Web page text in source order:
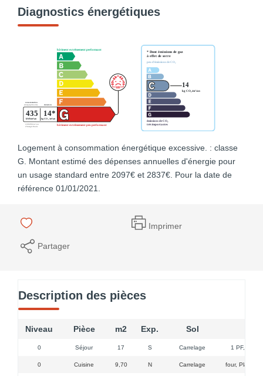
Diagnostics énergétiques
Logement à consommation énergétique excessive. : classe
G. Montant estimé des dépenses annuelles d'énergie pour
un usage standard entre 2097€ et 2837€. Pour la date de
référence 01/01/2021.
Imprimer
Partager
Description des pièces
Niveau Pièce m2 Exp. Sol
0 Séjour 17 S Carrelage 1 PF,1
0 Cuisine 9,70 N Carrelage four, Plaque